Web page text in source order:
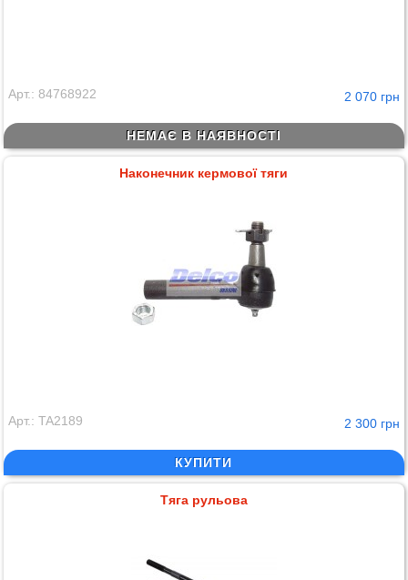
Арт.: 84768922 2 070 грн
НЕМАЄ В НАЯВНОСТІ
Наконечник кермової тяги
Арт.: TA2189 2 300 грн
КУПИТИ
Тяга рульова